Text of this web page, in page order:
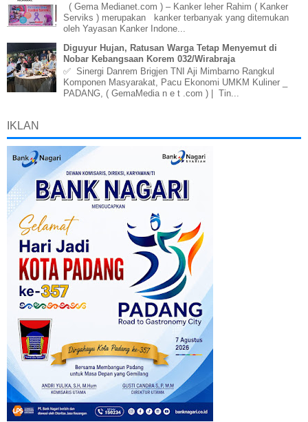
( Gema Medianet.com ) – Kanker leher Rahim ( Kanker
Serviks ) merupakan kanker terbanyak yang ditemukan
oleh Yayasan Kanker Indone...
Diguyur Hujan, Ratusan Warga Tetap Menyemut di
Nobar Kebangsaan Korem 032/Wirabraja
✅ Sinergi Danrem Brigjen TNI Aji Mimbarno Rangkul
Komponen Masyarakat, Pacu Ekonomi UMKM Kuliner _
PADANG, ( GemaMedia n e t .com ) | Tin...
IKLAN